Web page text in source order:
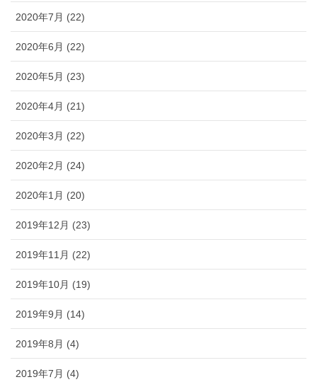
2020年7月 (22)
2020年6月 (22)
2020年5月 (23)
2020年4月 (21)
2020年3月 (22)
2020年2月 (24)
2020年1月 (20)
2019年12月 (23)
2019年11月 (22)
2019年10月 (19)
2019年9月 (14)
2019年8月 (4)
2019年7月 (4)